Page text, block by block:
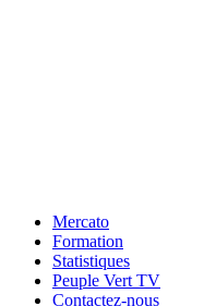
Mercato
Formation
Statistiques
Peuple Vert TV
Contactez-nous